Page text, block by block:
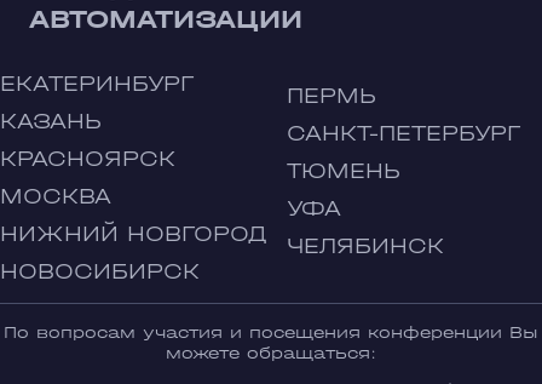
АВТОМАТИЗАЦИИ
ЕКАТЕРИНБУРГ
КАЗАНЬ
КРАСНОЯРСК
МОСКВА
НИЖНИЙ НОВГОРОД
НОВОСИБИРСК
ПЕРМЬ
САНКТ-ПЕТЕРБУРГ
ТЮМЕНЬ
УФА
ЧЕЛЯБИНСК
По вопросам участия и посещения конференции Вы
можете обращаться: